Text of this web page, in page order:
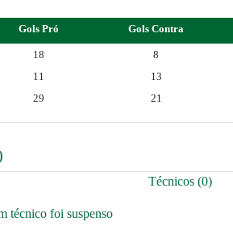
Gols Pró Gols Contra
18 8
11 13
29 21
Técnicos (0)
técnico foi suspenso